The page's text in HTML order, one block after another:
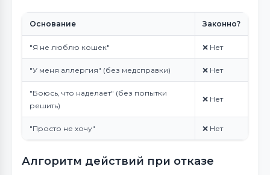
Основание Законно?
"Я не люблю кошек" ❌ Нет
"У меня аллергия" (без медсправки) ❌ Нет
"Боюсь, что наделает" (без попытки
решить)
❌ Нет
"Просто не хочу" ❌ Нет
Алгоритм действий при отказе